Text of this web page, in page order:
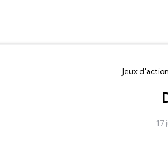
Jeux
17